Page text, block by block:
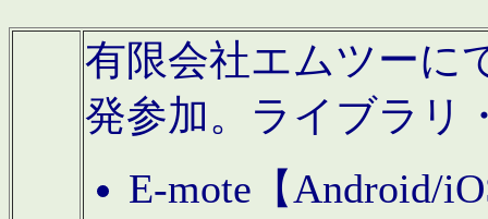
有限会社エムツーに
発参加。ライブラリ
E-mote【Android/